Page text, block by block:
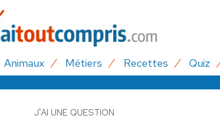
Animaux Métiers Recettes Quiz
J'AI UNE QUESTION